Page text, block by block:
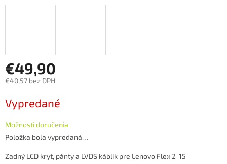
€49,90
€40,57 bez DPH
cena:
Vypredané
Možnosti doručenia
Položka bola vypredaná…
Zadný LCD kryt, pánty a LVDS káblik pre Lenovo Flex 2-15